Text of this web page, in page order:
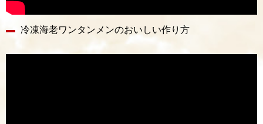
冷凍海老ワンタンメンのおいしい作り方